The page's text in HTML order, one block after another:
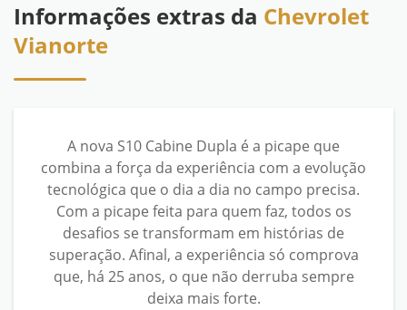
Informações extras da Chevrolet
Vianorte
A nova S10 Cabine Dupla é a picape que
combina a força da experiência com a evolução
tecnológica que o dia a dia no campo precisa.
Com a picape feita para quem faz, todos os
desafios se transformam em histórias de
superação. Afinal, a experiência só comprova
que, há 25 anos, o que não derruba sempre
deixa mais forte.